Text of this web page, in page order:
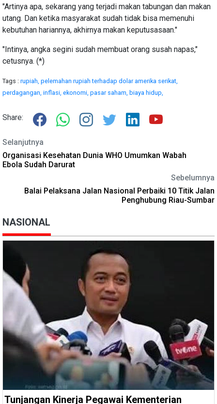
"Artinya apa, sekarang yang terjadi makan tabungan dan makan
utang. Dan ketika masyarakat sudah tidak bisa memenuhi
kebutuhan hariannya, akhirnya makan keputusasaan."
"Intinya, angka segini sudah membuat orang susah napas,"
cetusnya. (*)
Tags : rupiah, pelemahan rupiah terhadap dolar amerika serikat,
perdagangan, inflasi, ekonomi, pasar saham, biaya hidup,
Share:
Selanjutnya
Organisasi Kesehatan Dunia WHO Umumkan Wabah
Ebola Sudah Darurat
Sebelumnya
Balai Pelaksana Jalan Nasional Perbaiki 10 Titik Jalan
Penghubung Riau-Sumbar
NASIONAL
Tunjangan Kinerja Pegawai Kementerian